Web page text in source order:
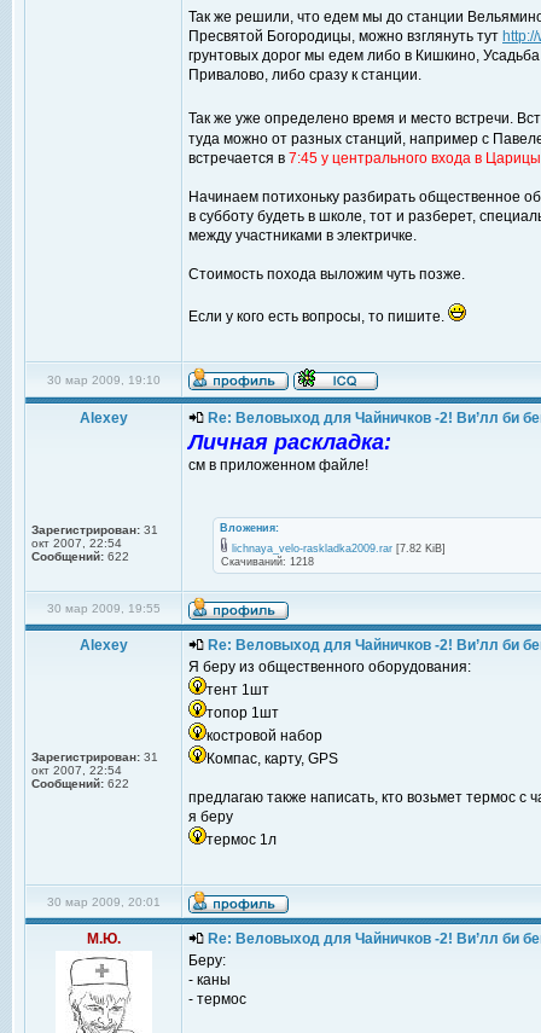
Так же решили, что едем мы до станции
Пресвятой Богородицы, можно взглянуть тут
грунтовых дорог мы едем либо в Кишкино,
Привалово, либо сразу к станции.
Так же уже определено время и место встречи.
туда можно от разных станций, например с
встречается в 7:45 у центрального входа в
Начинаем потихоньку разбирать общественное
в субботу будеть в школе, тот и разберет,
между участниками в электричке.
Стоимость похода выложим чуть позже.
Если у кого есть вопросы, то пишите.
30 мар 2009, 19:10
Alexey
Зарегистрирован: 31
окт 2007, 22:54
Сообщений: 622
Re: Веловыход для Чайничков -2! Ви’лл би
Личная раскладка:
см в приложенном файле!
Вложения:
lichnaya_velo-raskladka2009.rar [7.82 KiB]
Скачиваний: 1218
30 мар 2009, 19:55
Alexey
Зарегистрирован: 31
окт 2007, 22:54
Сообщений: 622
Re: Веловыход для Чайничков -2! Ви’лл би
Я беру из общественного оборудования:
тент 1шт
топор 1шт
костровой набор
Компас, карту, GPS
предлагаю также написать, кто возьмет термос с
я беру
термос 1л
30 мар 2009, 20:01
М.Ю.
Re: Веловыход для Чайничков -2! Ви’лл би
Беру:
- каны
- термос